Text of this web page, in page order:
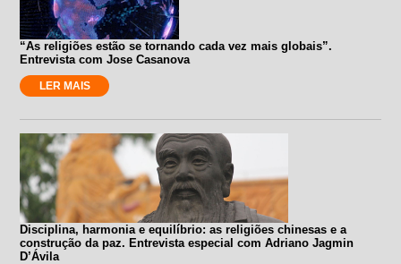
“As religiões estão se tornando cada vez mais globais”.
Entrevista com Jose Casanova
LER MAIS
Disciplina, harmonia e equilíbrio: as religiões chinesas e a
construção da paz. Entrevista especial com Adriano Jagmin
D’Ávila